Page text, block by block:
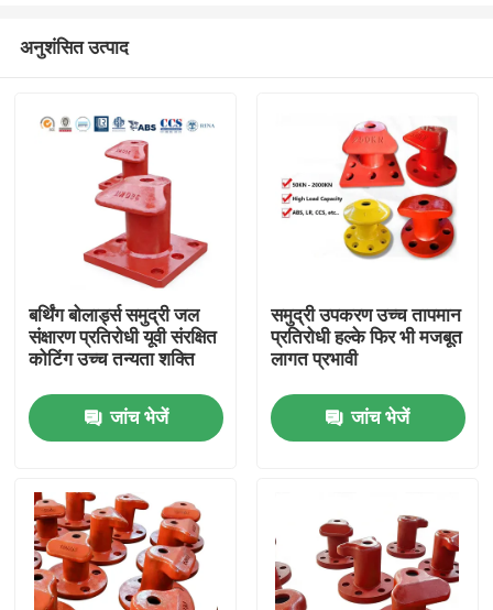
उत्पाद
अनुशंसित उत्पाद
बर्थिंग बोलार्ड्स समुद्री जल
संक्षारण प्रतिरोधी यूवी संरक्षित
कोटिंग उच्च तन्यता शक्ति
जांच भेजें
समुद्री उपकरण उच्च तापमान
प्रतिरोधी हल्के फिर भी मजबूत
लागत प्रभावी
जांच भेजें